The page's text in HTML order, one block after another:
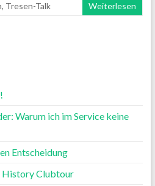
, Tresen-Talk Weiterlesen
Warum ich im Service keine
Entscheidung
History Clubtour